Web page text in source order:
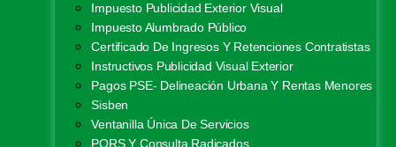
Impuesto Publicidad Exterior Visual
Impuesto Alumbrado Público
Certificado De Ingresos Y Retenciones Contratistas
Instructivos Publicidad Visual Exterior
Pagos PSE- Delineación Urbana Y Rentas Menores
Sisben
Ventanilla Única De Servicios
PQRS Y Consulta Radicados